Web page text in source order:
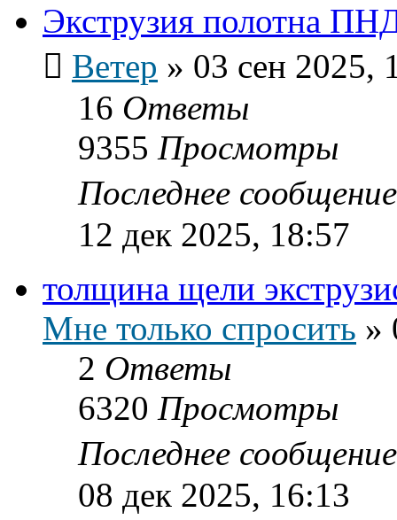
Экструзия полотна
Ветер » 03 сен 2025,
16 Ответы
9355 Просмотры
Последнее
12 дек 2025, 18:57
толщина щели
Мне только спросить »
2 Ответы
6320 Просмотры
Последнее
08 дек 2025, 16:13